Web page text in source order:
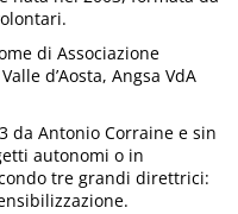
di Associazione
d’Aosta, Angsa VdA
da Antonio Corraine e sin
autonomi o in
tre grandi direttrici: